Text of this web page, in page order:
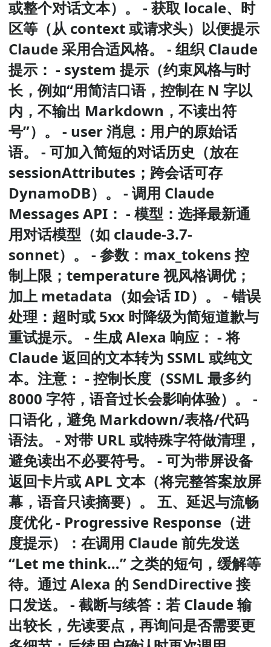
或整个对话文本）。 - 获取 locale、时
区等（从 context 或请求头）以便提示
Claude 采用合适风格。 - 组织 Claude
提示： - system 提示（约束风格与时
长，例如“用简洁口语，控制在 N 字以
内，不输出 Markdown，不读出符
号”）。 - user 消息：用户的原始话
语。 - 可加入简短的对话历史（放在
sessionAttributes；跨会话可存
DynamoDB）。 - 调用 Claude
Messages API： - 模型：选择最新通
用对话模型（如 claude-3.7-
sonnet）。 - 参数：max_tokens 控
制上限；temperature 视风格调优；
加上 metadata（如会话 ID）。 - 错误
处理：超时或 5xx 时降级为简短道歉与
重试提示。 - 生成 Alexa 响应： - 将
Claude 返回的文本转为 SSML 或纯文
本。注意： - 控制长度（SSML 最多约
8000 字符，语音过长会影响体验）。 -
口语化，避免 Markdown/表格/代码
语法。 - 对带 URL 或特殊字符做清理，
避免读出不必要符号。 - 可为带屏设备
返回卡片或 APL 文本（将完整答案放屏
幕，语音只读摘要）。 五、延迟与流畅
度优化 - Progressive Response（进
度提示）：在调用 Claude 前先发送
“Let me think…” 之类的短句，缓解等
待。通过 Alexa 的 SendDirective 接
口发送。 - 截断与续答：若 Claude 输
出较长，先读要点，再询问是否需要更